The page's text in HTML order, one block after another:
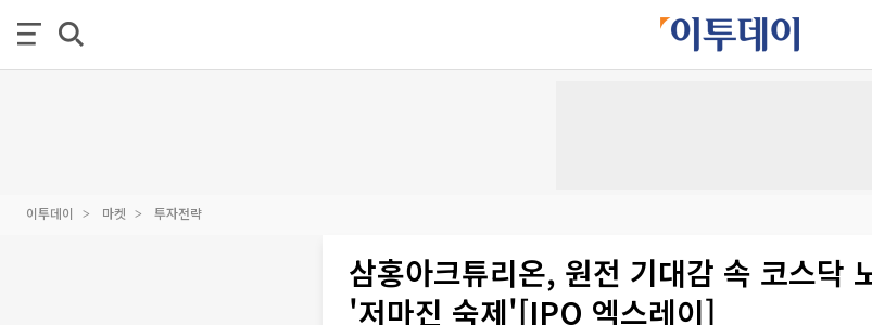
이투데이 마켓 투자전략
삼홍아크튜리온, 원전 기대감 속 코스닥
'저마진 숙제'[IPO 엑스레이]